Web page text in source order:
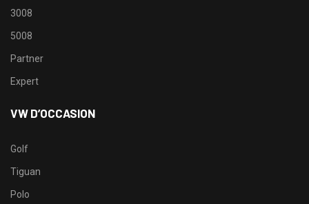
3008
5008
Partner
Expert
VW D’OCCASION
Golf
Tiguan
Polo